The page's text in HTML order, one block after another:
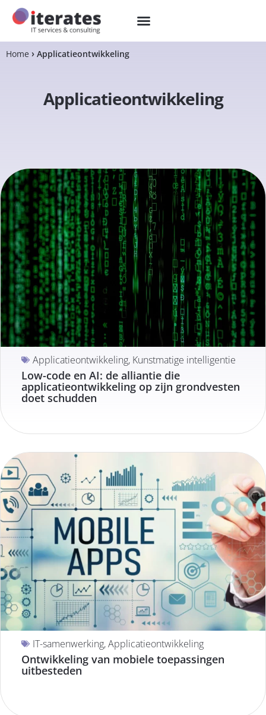
Home Applicatieontwikkeling
Applicatieontwikkeling
Applicatieontwikkeling, Kunstmatige intelligentie
Low-code en AI: de alliantie die
applicatieontwikkeling op zijn grondvesten
doet schudden
IT-samenwerking,Applicatieontwikkeling
Ontwikkeling van mobiele toepassingen
uitbesteden